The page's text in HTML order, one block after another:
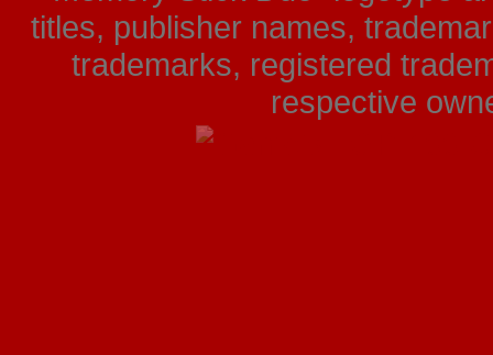
titles, publisher names,
trademarks, registered
respective